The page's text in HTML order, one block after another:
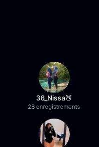
36_Nissa🍑
28 enregistrements